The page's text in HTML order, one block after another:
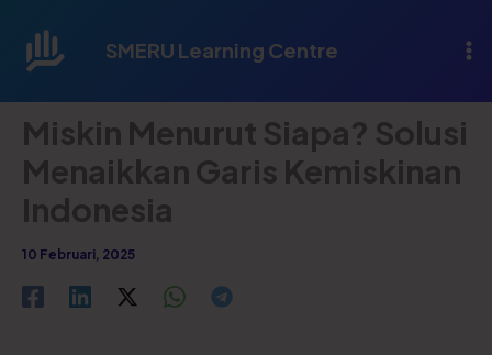
konten
SMERU Learning Centre
Miskin Menurut Siapa? Solusi
Menaikkan Garis Kemiskinan
Indonesia
10 Februari, 2025